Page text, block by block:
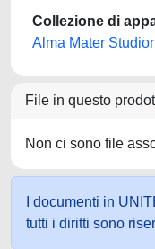
Collezione di
Alma Mater
File in questo
Non ci sono file
I documenti in
tutti i diritti sono